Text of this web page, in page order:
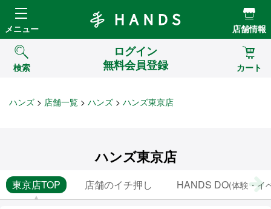
Hands ハンズ
メニュー 店舗情報
検索
ログイン
無料会員登録
カート
ハンズ 店舗一覧 ハンズ ハンズ東京店
ハンズ東京店
東京店TOP 店舗のイチ押し HANDS DO(体験・イ